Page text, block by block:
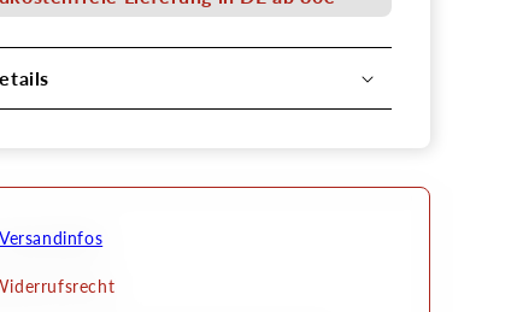
Spiegelglanz
Versandinfos